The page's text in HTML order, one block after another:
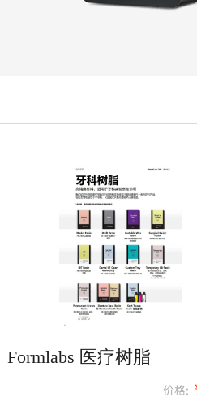
Formlabs 医疗树脂
价格: